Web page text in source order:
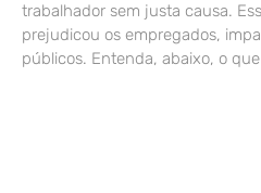
trabalhador sem justa causa.
prejudicou os empregados,
públicos. Entenda, abaixo, o